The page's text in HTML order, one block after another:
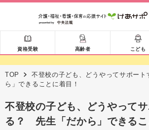
資格受験 高齢者 こども
TOP
不登校の子ども、どうやってサポー
ら」できることに着目！
不登校の子ども、どうやって
る？ 先生「だから」できるこ